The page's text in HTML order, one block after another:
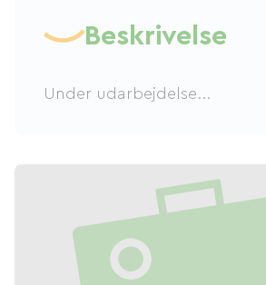
Beskrivelse
Under udarbejdelse...